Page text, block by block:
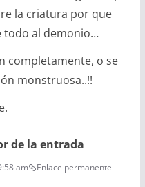
la criatura por que
todo al demonio…
completamente, o se
monstruosa..!!
de la entrada
am Enlace permanente